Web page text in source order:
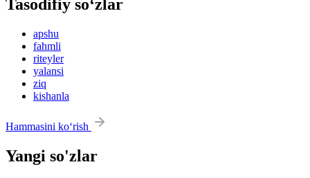
Tasodifiy so‘zlar
apshu
fahmli
riteyler
yalansi
ziq
kishanla
Hammasini ko‘rish
Yangi so'zlar